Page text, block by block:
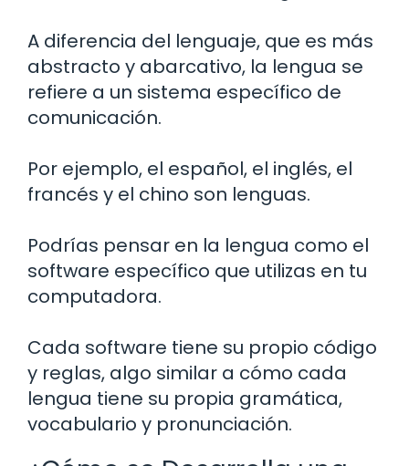
A diferencia del lenguaje, que es más
abstracto y abarcativo, la lengua se
refiere a un sistema específico de
comunicación.
Por ejemplo, el español, el inglés, el
francés y el chino son lenguas.
Podrías pensar en la lengua como el
software específico que utilizas en tu
computadora.
Cada software tiene su propio código
y reglas, algo similar a cómo cada
lengua tiene su propia gramática,
vocabulario y pronunciación.